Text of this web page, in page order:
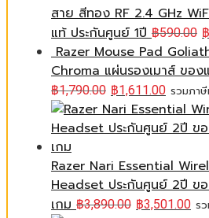
สาย สีทอง RF 2.4 GHz
แท้ ประกันศูนย์ 1ปี ฿590.00 ฿
Razer Mouse Pad
Chroma แผ่นรองเมาส์ ของ
฿1,790.00 ฿1,611.00 รวมภา
Razer Nari Essential
Headset ประกันศูนย์ 2ปี ข
เกม ฿3,890.00 ฿3,501.00 ร